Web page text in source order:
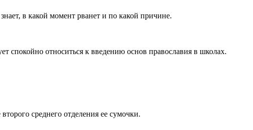
в какой момент рванет и по какой причине.
спокойно относиться к введению основ православия в школах.
среднего отделения ее сумочки.